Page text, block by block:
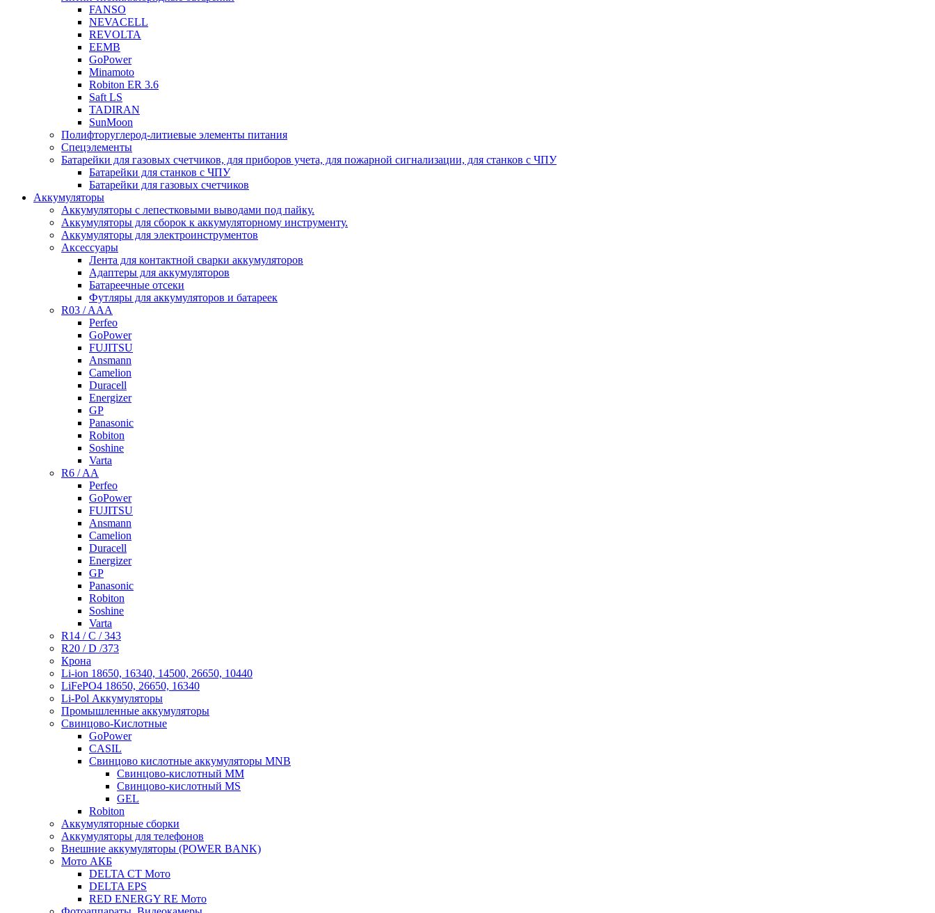
FANSO
NEVACELL
REVOLTA
EEMB
GoPower
Minamoto
Robiton ER 3.6
Saft LS
TADIRAN
SunMoon
Полифторуглерод-литиевые элементы питания
Спецэлементы
Батарейки для газовых счетчиков, для приборов учета, для пожарной сигнализации, для станков с ЧПУ
Батарейки для станков с ЧПУ
Батарейки для газовых счетчиков
Аккумуляторы
Аккумуляторы с лепестковыми выводами под пайку.
Аккумуляторы для сборок к аккумуляторному инструменту.
Аккумуляторы для электроинструментов
Аксессуары
Лента для контактной сварки аккумуляторов
Адаптеры для аккумуляторов
Батареечные отсеки
Футляры для аккумуляторов и батареек
R03 / AAA
Perfeo
GoPower
FUJITSU
Ansmann
Camelion
Duracell
Energizer
GP
Panasonic
Robiton
Soshine
Varta
R6 / AA
Perfeo
GoPower
FUJITSU
Ansmann
Camelion
Duracell
Energizer
GP
Panasonic
Robiton
Soshine
Varta
R14 / C / 343
R20 / D /373
Крона
Li-ion 18650, 16340, 14500, 26650, 10440
LiFePO4 18650, 26650, 16340
Li-Pol Аккумуляторы
Промышленные аккумуляторы
Свинцово-Кислотные
GoPower
CASIL
Свинцово кислотные аккумуляторы MNB
Cвинцово-кислотный MM
Cвинцово-кислотный MS
GEL
Robiton
Аккумуляторные сборки
Аккумуляторы для телефонов
Внешние аккумуляторы (POWER BANK)
Мото АКБ
DELTA CT Мото
DELTA EPS
RED ENERGY RE Мото